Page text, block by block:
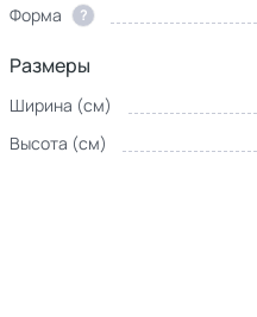
Форма
?
Размеры
Ширина (см)
Высота (см)